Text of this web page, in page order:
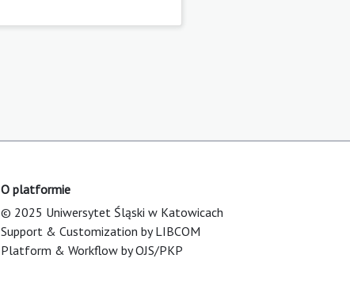
O platformie
© 2025 Uniwersytet Śląski w Katowicach
Support & Customization by LIBCOM
Platform & Workflow by OJS/PKP